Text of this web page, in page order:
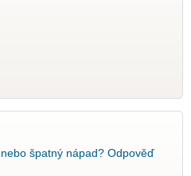
špatný nápad? Odpověď